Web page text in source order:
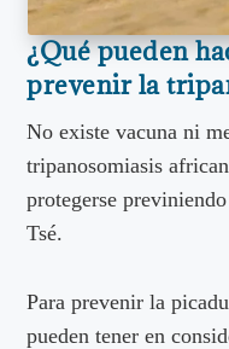
¿Qué pueden
prevenir la
No existe vacuna ni
tripanosomiasis
protegerse
Tsé.
Para prevenir la
pueden tener en